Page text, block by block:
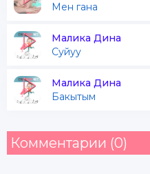
Мен гана
Малика Дина
Суйуу
Малика Дина
Бакытым
Комментарии (0)